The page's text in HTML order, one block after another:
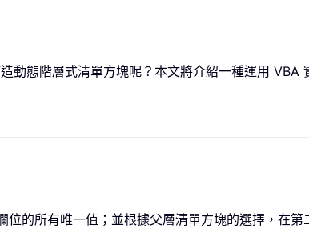
態階層式清單方塊呢？本文將介紹一種運用 VBA
的所有唯一值；並根據父層清單方塊的選擇，在